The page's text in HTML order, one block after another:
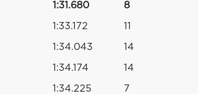
1:31.680 8
1:33.172 11
1:34.043 14
1:34.174 14
1:34.225 7